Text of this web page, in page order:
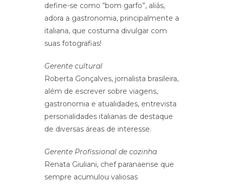
define-se como “bom garfo”, aliás,
adora a gastronomia, principalmente a
italiana, que costuma divulgar com
suas fotografias!
Gerente cultural
Roberta Gonçalves, jornalista brasileira,
além de escrever sobre viagens,
gastronomia e atualidades, entrevista
personalidades italianas de destaque
de diversas áreas de interesse.
Gerente Profissional de cozinha
Renata Giuliani, chef paranaense que
sempre acumulou valiosas